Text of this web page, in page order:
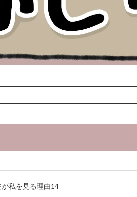
が私を見る理由14